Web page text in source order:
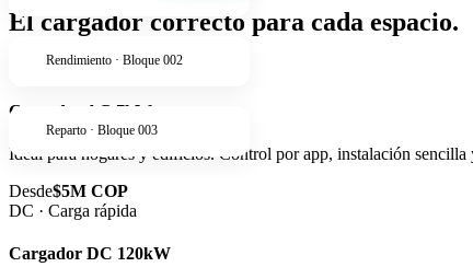
Rendimiento · Bloque 002
Reparto · Bloque 003
El cargador correcto para cada espacio.
AC · Residencial
Cargador AC 7kW
Ideal para hogares y edificios. Control por app, instalación sencilla
Desde$5M COP
DC · Carga rápida
Cargador DC 120kW